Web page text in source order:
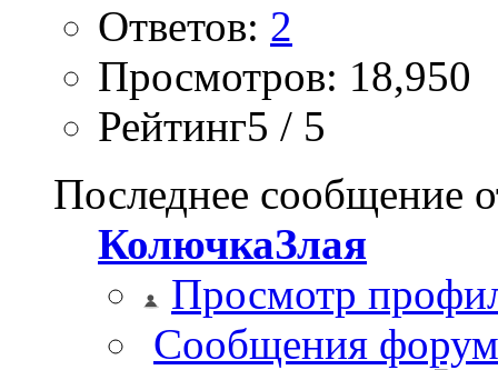
Ответов: 2
Просмотров: 18,950
Рейтинг5 / 5
Последнее сообщение
КолючкаЗлая
Просмотр
Сообщения